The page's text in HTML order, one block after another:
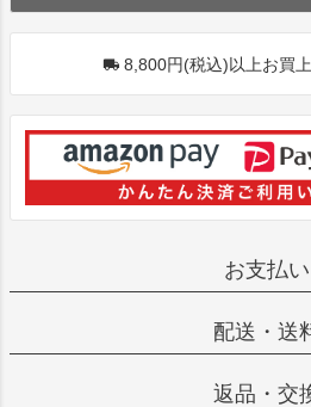
8,800円(税込)以上お買
お支払い
配送・送
返品・交